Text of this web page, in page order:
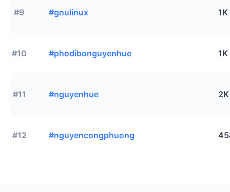
#9 #gnulinux 1K
#10 #phodibonguyenhue 1K
#11 #nguyenhue 2K
#12 #nguyencongphuong